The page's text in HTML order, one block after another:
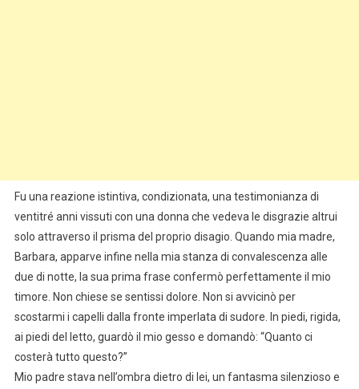
Fu una reazione istintiva, condizionata, una testimonianza di
ventitré anni vissuti con una donna che vedeva le disgrazie altrui
solo attraverso il prisma del proprio disagio. Quando mia madre,
Barbara, apparve infine nella mia stanza di convalescenza alle
due di notte, la sua prima frase confermò perfettamente il mio
timore. Non chiese se sentissi dolore. Non si avvicinò per
scostarmi i capelli dalla fronte imperlata di sudore. In piedi, rigida,
ai piedi del letto, guardò il mio gesso e domandò: “Quanto ci
costerà tutto questo?”
Mio padre stava nell’ombra dietro di lei, un fantasma silenzioso e